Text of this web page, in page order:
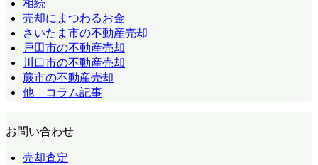
相続
売却にまつわるお金
さいたま市の不動産売却
戸田市の不動産売却
川口市の不動産売却
蕨市の不動産売却
他 コラム記事
お問い合わせ
売却査定